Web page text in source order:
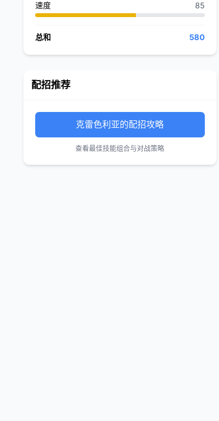
速度 85
总和 580
配招推荐
克雷色利亚的配招攻略
查看最佳技能组合与对战策略